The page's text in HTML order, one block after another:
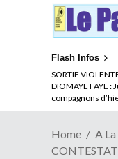
Flash Infos
SORTIE
DIOMAYE
compagnons
NOUVELLE
Comment arrêter
Home
A